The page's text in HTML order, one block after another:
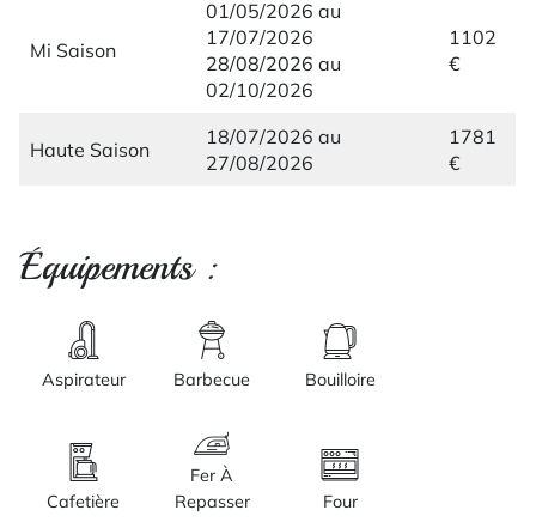
Mi Saison
01/05/2026 au
17/07/2026
28/08/2026 au
02/10/2026
1102
€
Haute Saison
18/07/2026 au
27/08/2026
1781
€
Équipements :
Aspirateur Barbecue Bouilloire
Cafetière
Fer À
Repasser
Four